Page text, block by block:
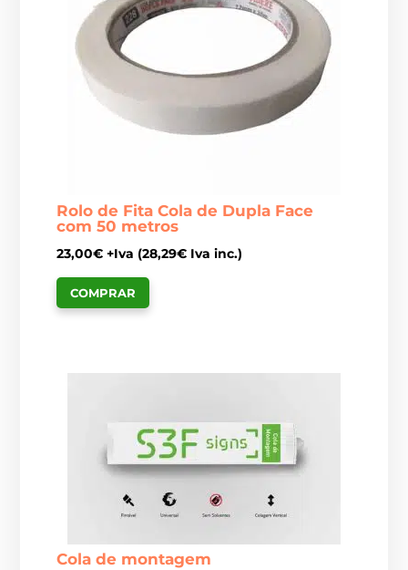
Rolo de Fita Cola de Dupla Face
com 50 metros
23,00€ +Iva (28,29€ Iva inc.)
COMPRAR
Cola de montagem